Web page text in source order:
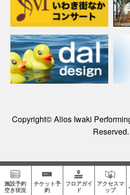
施設予約
空き状況
チケット予
約
フロアガイ
ド
アクセスマ
ップ
Copyright© Alios Iwaki
Reserved.